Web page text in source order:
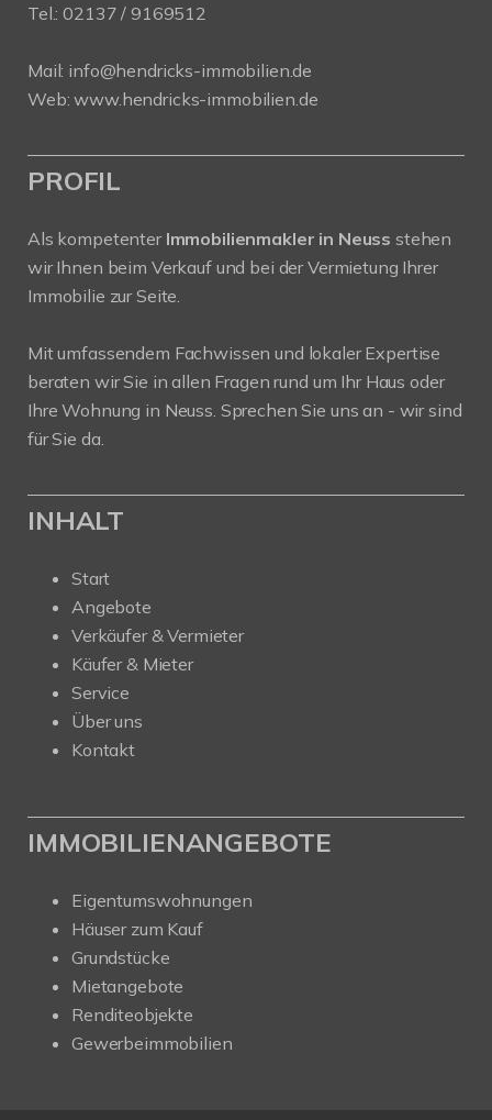
Tel.: 02137 / 9169512
Mail: info@hendricks-immobilien.de
Web:www.hendricks-immobilien.de
PROFIL
Als kompetenter Immobilienmakler in Neuss stehen
wir Ihnen beim Verkauf und bei der Vermietung Ihrer
Immobilie zur Seite.
Mit umfassendem Fachwissen und lokaler Expertise
beraten wir Sie in allen Fragen rund um Ihr Haus oder
Ihre Wohnung in Neuss. Sprechen Sie uns an - wir sind
für Sie da.
INHALT
Start
Angebote
Verkäufer & Vermieter
Käufer & Mieter
Service
Über uns
Kontakt
IMMOBILIENANGEBOTE
Eigentumswohnungen
Häuser zum Kauf
Grundstücke
Mietangebote
Renditeobjekte
Gewerbeimmobilien